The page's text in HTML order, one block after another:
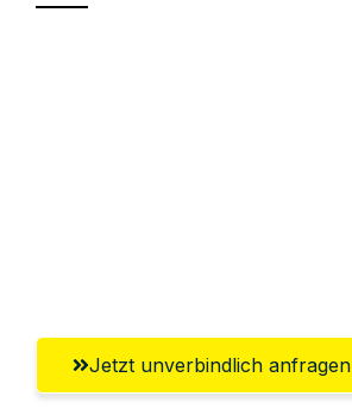
Jetzt unverbindlich anfragen